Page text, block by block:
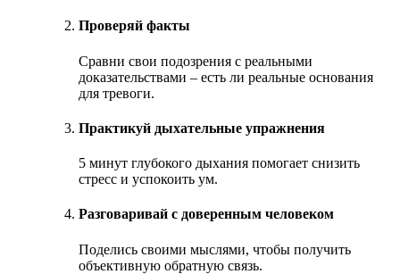
Проверяй факты
Сравни свои подозрения с реальными
доказательствами – есть ли реальные основания
для тревоги.
Практикуй дыхательные упражнения
5 минут глубокого дыхания помогает снизить
стресс и успокоить ум.
Разговаривай с доверенным человеком
Поделись своими мыслями, чтобы получить
объективную обратную связь.